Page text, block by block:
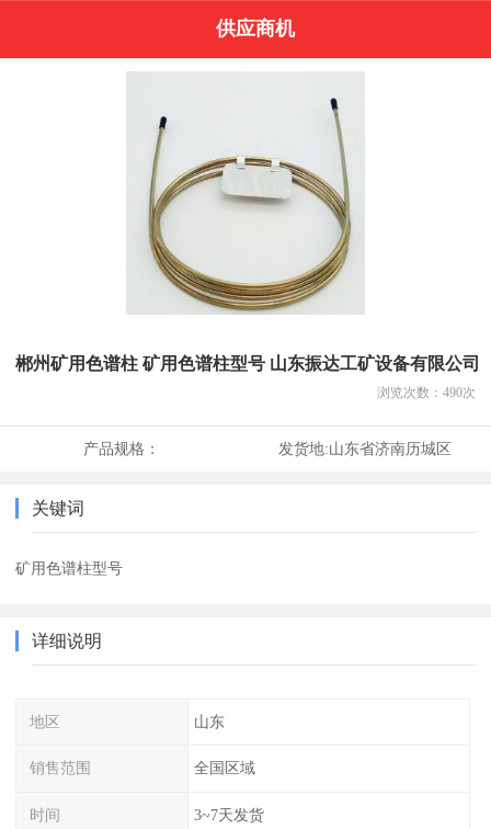
供应商机
郴州矿用色谱柱 矿用色谱柱型号 山东振达工矿设备有限公司
浏览次数： 490次
产品规格： 发货地:山东省济南历城区
关键词
矿用色谱柱型号
详细说明
地区 山东
销售范围 全国区域
时间 3~7天发货